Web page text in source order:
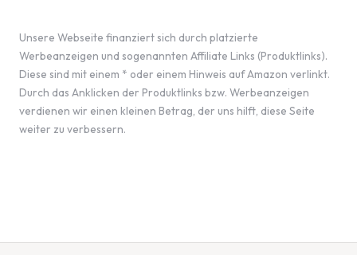
Unsere Webseite finanziert sich durch platzierte
Werbeanzeigen und sogenannten Affiliate Links (Produktlinks).
Diese sind mit einem * oder einem Hinweis auf Amazon verlinkt.
Durch das Anklicken der Produktlinks bzw. Werbeanzeigen
verdienen wir einen kleinen Betrag, der uns hilft, diese Seite
weiter zu verbessern.